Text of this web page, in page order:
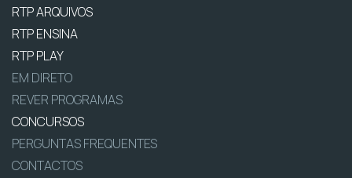
RTP ARQUIVOS
RTP ENSINA
RTP PLAY
EM DIRETO
REVER PROGRAMAS
CONCURSOS
PERGUNTAS FREQUENTES
CONTACTOS